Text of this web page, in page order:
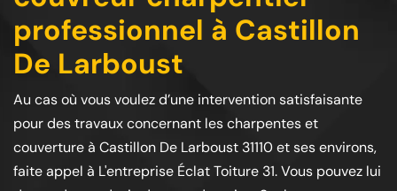
professionnel à Castillon
De Larboust
Au cas où vous voulez d’une intervention satisfaisante
pour des travaux concernant les charpentes et
couverture à Castillon De Larboust 31110 et ses environs,
faite appel à L'entreprise Éclat Toiture 31. Vous pouvez lui